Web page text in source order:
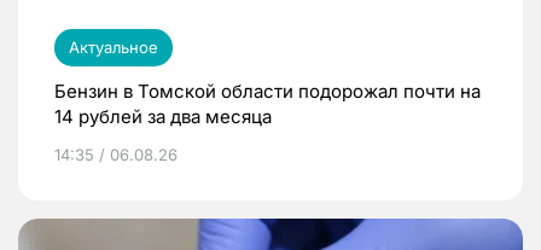
Актуальное
Бензин в Томской области подорожал почти на
14 рублей за два месяца
14:35 / 06.08.26